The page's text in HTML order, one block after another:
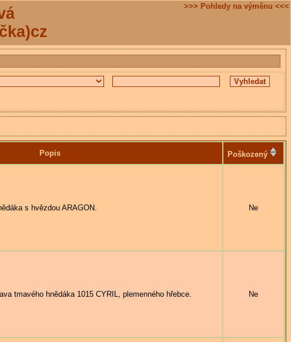
>>> Pohledy na výměnu <<<
Popis Poškozený
s hvězdou ARAGON. Ne
tmavého hnědáka 1015 CYRIL, plemenného hřebce. Ne